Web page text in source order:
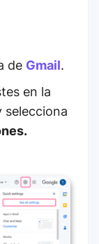
de Gmail.
en la
selecciona